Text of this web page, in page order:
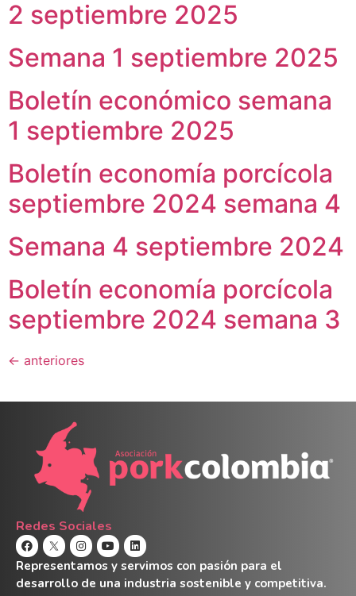
2 septiembre 2025
Semana 1 septiembre 2025
Boletín económico semana
1 septiembre 2025
Boletín economía porcícola
septiembre 2024 semana 4
Semana 4 septiembre 2024
Boletín economía porcícola
septiembre 2024 semana 3
← anteriores
Redes Sociales
Representamos y servimos con pasión para el
desarrollo de una industria sostenible y competitiva.